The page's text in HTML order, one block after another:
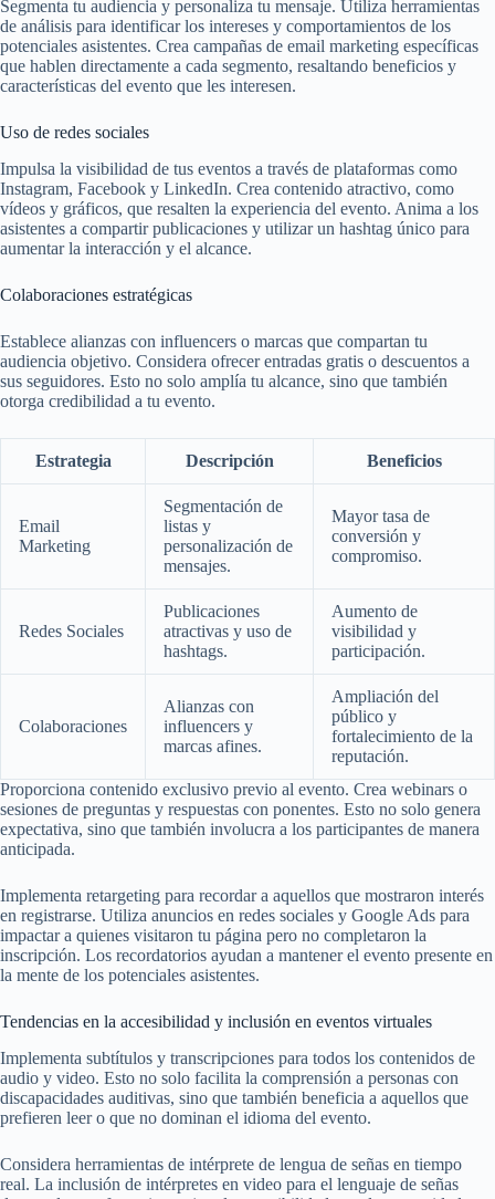
Segmenta tu audiencia y personaliza tu mensaje. Utiliza herramientas
de análisis para identificar los intereses y comportamientos de los
potenciales asistentes. Crea campañas de email marketing específicas
que hablen directamente a cada segmento, resaltando beneficios y
características del evento que les interesen.
Uso de redes sociales
Impulsa la visibilidad de tus eventos a través de plataformas como
Instagram, Facebook y LinkedIn. Crea contenido atractivo, como
vídeos y gráficos, que resalten la experiencia del evento. Anima a los
asistentes a compartir publicaciones y utilizar un hashtag único para
aumentar la interacción y el alcance.
Colaboraciones estratégicas
Establece alianzas con influencers o marcas que compartan tu
audiencia objetivo. Considera ofrecer entradas gratis o descuentos a
sus seguidores. Esto no solo amplía tu alcance, sino que también
otorga credibilidad a tu evento.
Estrategia Descripción Beneficios
Email
Marketing
Segmentación de
listas y
personalización de
mensajes.
Mayor tasa de
conversión y
compromiso.
Redes Sociales
Publicaciones
atractivas y uso de
hashtags.
Aumento de
visibilidad y
participación.
Colaboraciones
Alianzas con
influencers y
marcas afines.
Ampliación del
público y
fortalecimiento de la
reputación.
Proporciona contenido exclusivo previo al evento. Crea webinars o
sesiones de preguntas y respuestas con ponentes. Esto no solo genera
expectativa, sino que también involucra a los participantes de manera
anticipada.
Implementa retargeting para recordar a aquellos que mostraron interés
en registrarse. Utiliza anuncios en redes sociales y Google Ads para
impactar a quienes visitaron tu página pero no completaron la
inscripción. Los recordatorios ayudan a mantener el evento presente en
la mente de los potenciales asistentes.
Tendencias en la accesibilidad y inclusión en eventos virtuales
Implementa subtítulos y transcripciones para todos los contenidos de
audio y video. Esto no solo facilita la comprensión a personas con
discapacidades auditivas, sino que también beneficia a aquellos que
prefieren leer o que no dominan el idioma del evento.
Considera herramientas de intérprete de lengua de señas en tiempo
real. La inclusión de intérpretes en video para el lenguaje de señas